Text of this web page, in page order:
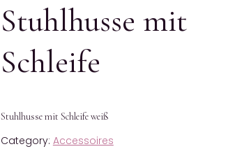
Stuhlhusse mit
Schleife
Stuhlhusse mit Schleife weiß
Category: Accessoires